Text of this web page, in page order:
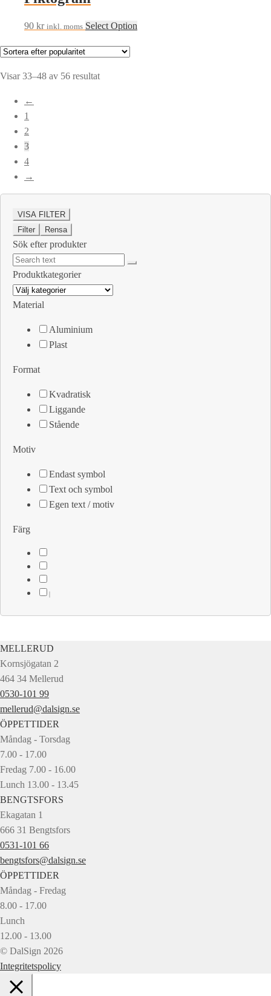
90 kr inkl. moms Select Option
Visar 33–48 av 56 resultatSortera
←
1
2
3
4
→
VISA FILTER
Filter
Rensa
Sök efter produkter
Produktkategorier
Material
Aluminium
Plast
Format
Kvadratisk
Liggande
Stående
Motiv
Endast symbol
Text och symbol
Egen text / motiv
Färg
MELLERUD
Kornsjögatan 2
464 34 Mellerud
0530-101 99
mellerud@dalsign.se
ÖPPETTIDER
Måndag - Torsdag
7.00 - 17.00
Fredag 7.00 - 16.00
Lunch 13.00 - 13.45
BENGTSFORS
Ekagatan 1
666 31 Bengtsfors
0531-101 66
bengtsfors@dalsign.se
ÖPPETTIDER
Måndag - Fredag
8.00 - 17.00
Lunch
12.00 - 13.00
© DalSign 2026
Integritetspolicy